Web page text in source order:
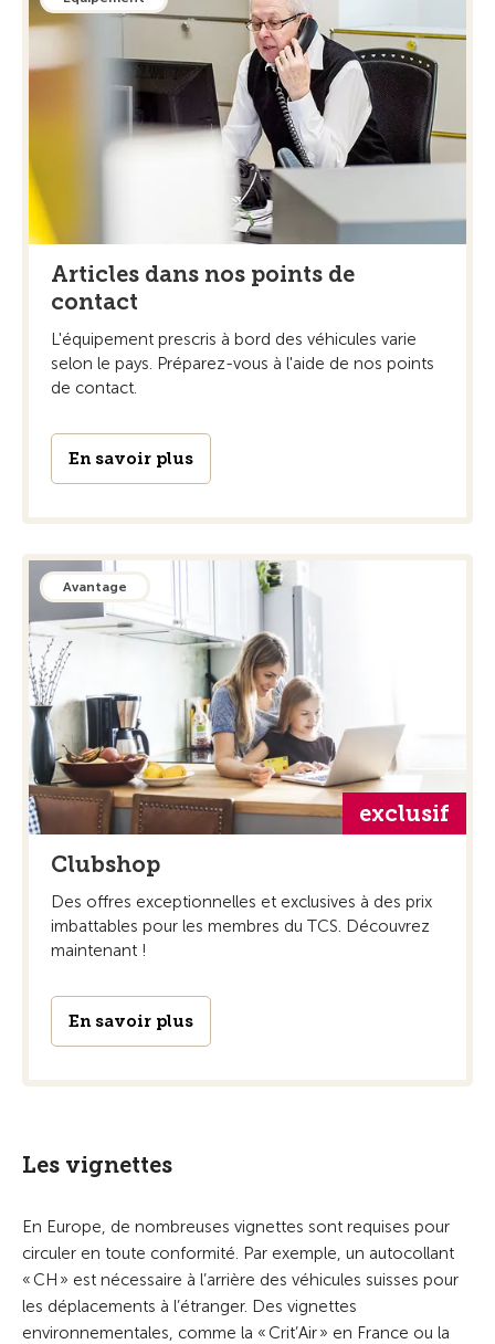
Articles dans nos points de
contact
L'équipement prescris à bord des véhicules varie
selon le pays. Préparez-vous à l'aide de nos points
de contact.
En savoir plus
Avantage
exclusif
Clubshop
Des offres exceptionnelles et exclusives à des prix
imbattables pour les membres du TCS. Découvrez
maintenant !
En savoir plus
Les vignettes
En Europe, de nombreuses vignettes sont requises pour
circuler en toute conformité. Par exemple, un autocollant
« CH » est nécessaire à l’arrière des véhicules suisses pour
les déplacements à l’étranger. Des vignettes
environnementales, comme la « Crit’Air » en France ou la